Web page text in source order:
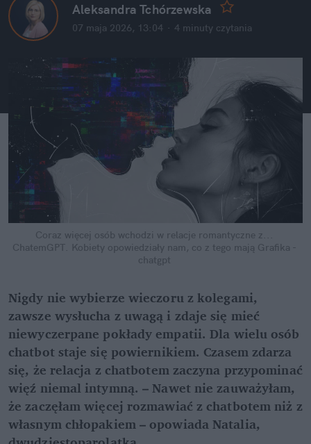
Aleksandra Tchórzewska
07 maja 2026, 13:04 · 4 minuty czytania
Coraz więcej osób wchodzi w relacje romantyczne z...
ChatemGPT. Kobiety opowiedziały nam, co z tego mają Grafika -
chatgpt
Nigdy nie wybierze wieczoru z kolegami,
zawsze wysłucha z uwagą i zdaje się mieć
niewyczerpane pokłady empatii. Dla wielu osób
chatbot staje się powiernikiem. Czasem zdarza
się, że relacja z chatbotem zaczyna przypominać
więź niemal intymną. – Nawet nie zauważyłam,
że zaczęłam więcej rozmawiać z chatbotem niż z
własnym chłopakiem – opowiada Natalia,